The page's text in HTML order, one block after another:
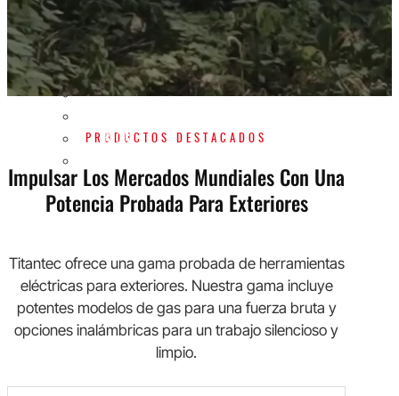
60V
SOLUCIÓN OEM/ODM
SOPORTE
POR QUÉ TITANTEC
BLOG
PRODUCTOS DESTACADOS
Impulsar Los Mercados Mundiales Con Una
Potencia Probada Para Exteriores
Titantec ofrece una gama probada de herramientas
eléctricas para exteriores. Nuestra gama incluye
potentes modelos de gas para una fuerza bruta y
opciones inalámbricas para un trabajo silencioso y
limpio.